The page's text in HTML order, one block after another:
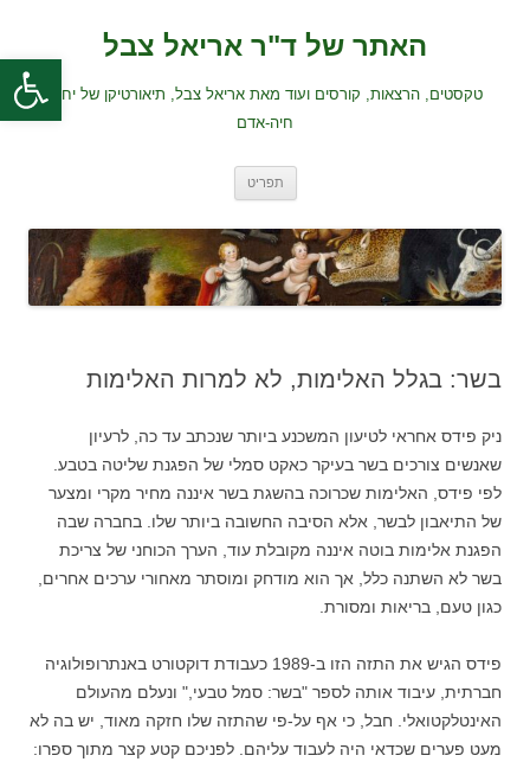
פתח
האתר של ד"ר אריאל צבל
טקסטים, הרצאות, קורסים ועוד מאת אריאל צבל, תיאורטיקן של יחסי
חיה-אדם
תפריט
בשר: בגלל האלימות, לא למרות האלימות
ניק פידס אחראי לטיעון המשכנע ביותר שנכתב עד כה, לרעיון
שאנשים צורכים בשר בעיקר כאקט סמלי של הפגנת שליטה בטבע.
לפי פידס, האלימות שכרוכה בהשגת בשר איננה מחיר מקרי ומצער
של התיאבון לבשר, אלא הסיבה החשובה ביותר שלו. בחברה שבה
הפגנת אלימות בוטה איננה מקובלת עוד, הערך הכוחני של צריכת
בשר לא השתנה כלל, אך הוא מודחק ומוסתר מאחורי ערכים אחרים,
כגון טעם, בריאות ומסורת.
פידס הגיש את התזה הזו ב-1989 כעבודת דוקטורט באנתרופולוגיה
חברתית, עיבוד אותה לספר "בשר: סמל טבעי," ונעלם מהעולם
האינטלקטואלי. חבל, כי אף על-פי שהתזה שלו חזקה מאוד, יש בה לא
מעט פערים שכדאי היה לעבוד עליהם. לפניכם קטע קצר מתוך ספרו: